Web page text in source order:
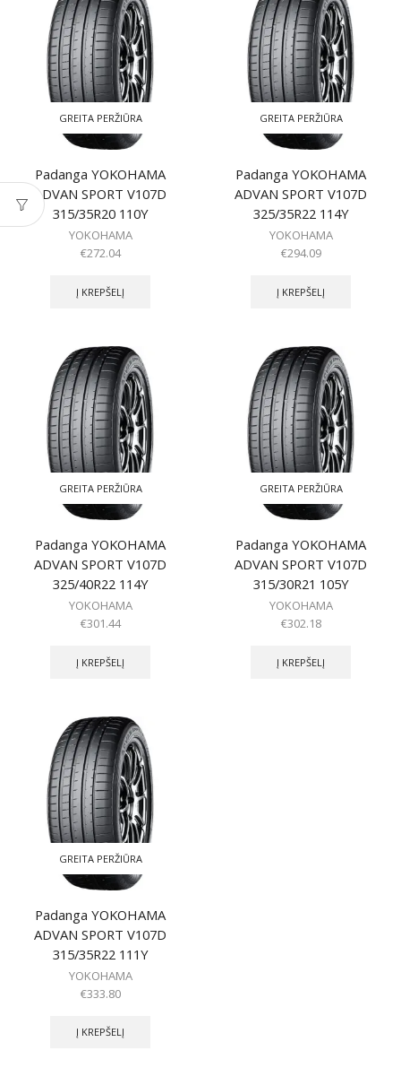
GREITA PERŽIŪRA
Padanga YOKOHAMA
ADVAN SPORT V107D
315/35R20 110Y
YOKOHAMA
€272.04
Į KREPŠELĮ
GREITA PERŽIŪRA
Padanga YOKOHAMA
ADVAN SPORT V107D
325/35R22 114Y
YOKOHAMA
€294.09
Į KREPŠELĮ
GREITA PERŽIŪRA
Padanga YOKOHAMA
ADVAN SPORT V107D
325/40R22 114Y
YOKOHAMA
€301.44
Į KREPŠELĮ
GREITA PERŽIŪRA
Padanga YOKOHAMA
ADVAN SPORT V107D
315/30R21 105Y
YOKOHAMA
€302.18
Į KREPŠELĮ
GREITA PERŽIŪRA
Padanga YOKOHAMA
ADVAN SPORT V107D
315/35R22 111Y
YOKOHAMA
€333.80
Į KREPŠELĮ